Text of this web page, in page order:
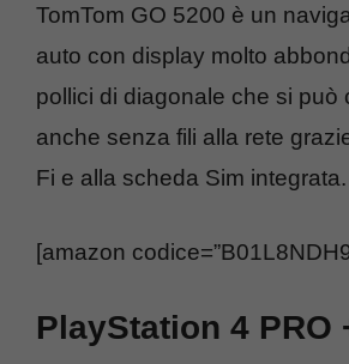
TomTom GO 5200 è un
auto con display molto
pollici di diagonale che si può
anche senza fili alla rete
Fi e alla scheda Sim integrata.
[amazon
PlayStation 4 PRO